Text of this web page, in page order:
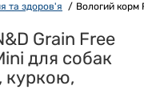
та здоров'я Вологий корм
Grain Free
для собак
куркою,